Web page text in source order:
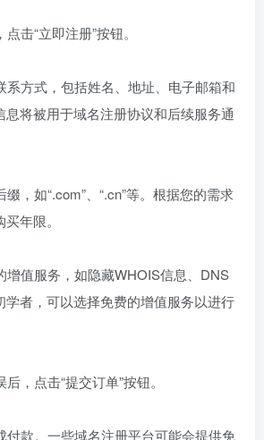
击“立即注册”按钮。
系方式，包括姓名、地址、电子邮箱和
将被用于域名注册协议和后续服务通
，如“.com”、“.cn”等。根据您的需求
年限。
增值服务，如隐藏WHOIS信息、DNS
学者，可以选择免费的增值服务以进行
，点击“提交订单”按钮。
付款。一些域名注册平台可能会提供免